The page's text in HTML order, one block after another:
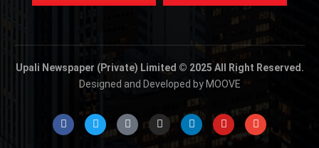
Upali Newspaper (Private) Limited © 2025 All Right Reserved.
Designed and Developed by MOOVE